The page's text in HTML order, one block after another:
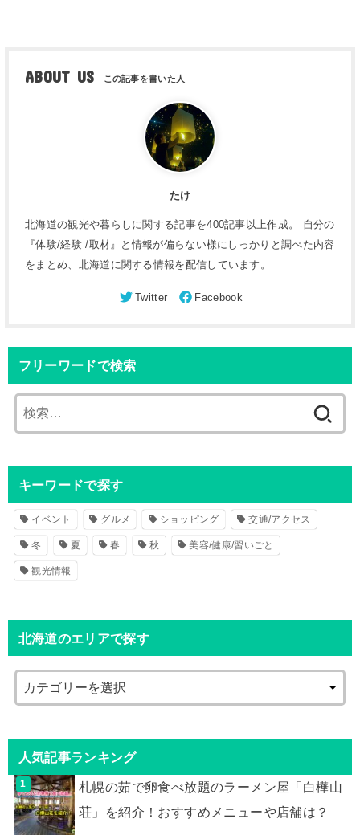
ABOUT US
たけ
北海道の観光や暮らしに関する記事を400記事以上作成。 自分の
『体験/経験 /取材』と情報が偏らない様にしっかりと調べた内容
をまとめ、北海道に関する情報を配信しています。
フリーワードで検索
索
キーワードで探す
イベント グルメ ショッピング 交通/アクセス
冬 夏 春 秋 美容/健康/習いごと
観光情報
北海道のエリアで探す
人気記事ランキング
札幌の茹で卵食べ放題のラーメン屋「白樺山
荘」を紹介！おすすめメニューや店舗は？